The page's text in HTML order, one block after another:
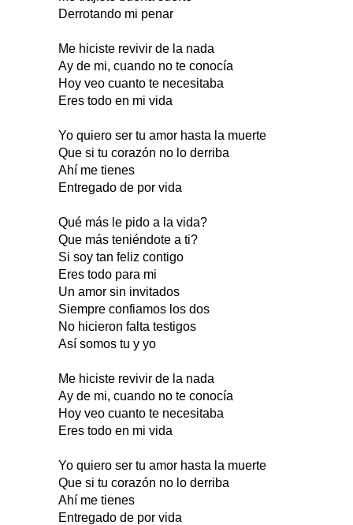
Derrotando mi penar
Me hiciste revivir de la nada
Ay de mi, cuando no te conocía
Hoy veo cuanto te necesitaba
Eres todo en mi vida
Yo quiero ser tu amor hasta la muerte
Que si tu corazón no lo derriba
Ahí me tienes
Entregado de por vida
Qué más le pido a la vida?
Que más teniéndote a ti?
Si soy tan feliz contigo
Eres todo para mi
Un amor sin invitados
Siempre confiamos los dos
No hicieron falta testigos
Así somos tu y yo
Me hiciste revivir de la nada
Ay de mi, cuando no te conocía
Hoy veo cuanto te necesitaba
Eres todo en mi vida
Yo quiero ser tu amor hasta la muerte
Que si tu corazón no lo derriba
Ahí me tienes
Entregado de por vida